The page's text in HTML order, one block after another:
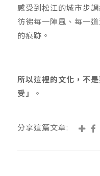
感受到松江的城市步
彷彿每一陣風、每一
的痕跡。
所以這裡的文化，不
受」
。
分享這篇文章: